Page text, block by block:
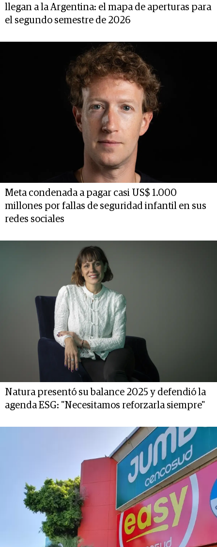
llegan a la Argentina: el mapa de aperturas para
el segundo semestre de 2026
Meta condenada a pagar casi US$ 1.000
millones por fallas de seguridad infantil en sus
redes sociales
Natura presentó su balance 2025 y defendió la
agenda ESG: "Necesitamos reforzarla siempre"